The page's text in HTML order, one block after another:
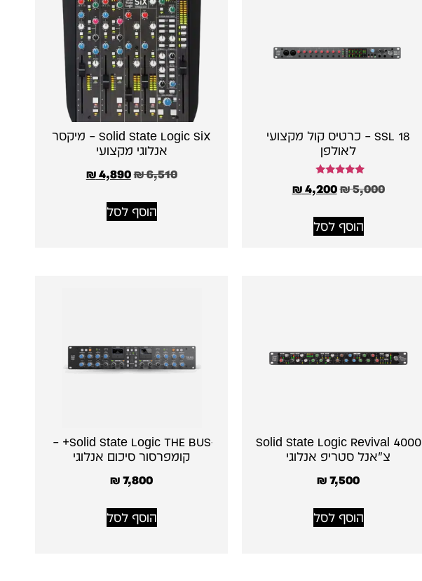
SSL 18 – כרטיס קול מקצועי
לאולפן
5.00
₪5,000
₪4,200
הוסף לסל
Solid State Logic SiX – מיקסר
אנלוגי מקצועי
₪6,510
₪4,890
הוסף לסל
Solid State Logic Revival 4000
צ׳אנל סטריפ אנלוגי
₪7,500
הוסף לסל
Solid State Logic THE BUSּ+ –
קומפרסור סיכום אנלוגי
₪7,800
הוסף לסל